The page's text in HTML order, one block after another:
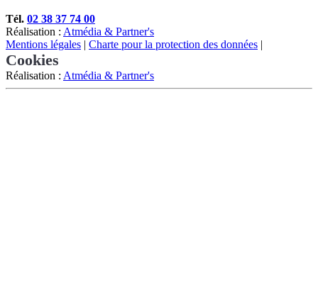
Tél. 02 38 37 74 00
Réalisation : Atmédia & Partner's
Mentions légales | Charte pour la protection des données |
Cookies
Réalisation : Atmédia & Partner's